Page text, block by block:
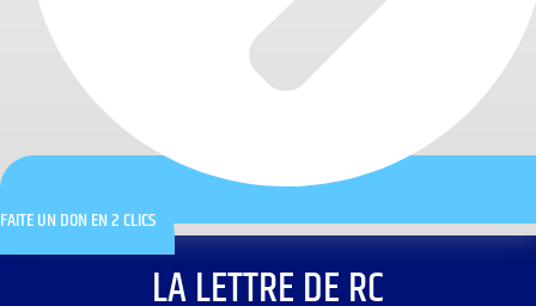
FAITE UN DON EN 2 CLICS
LA LETTRE DE RC